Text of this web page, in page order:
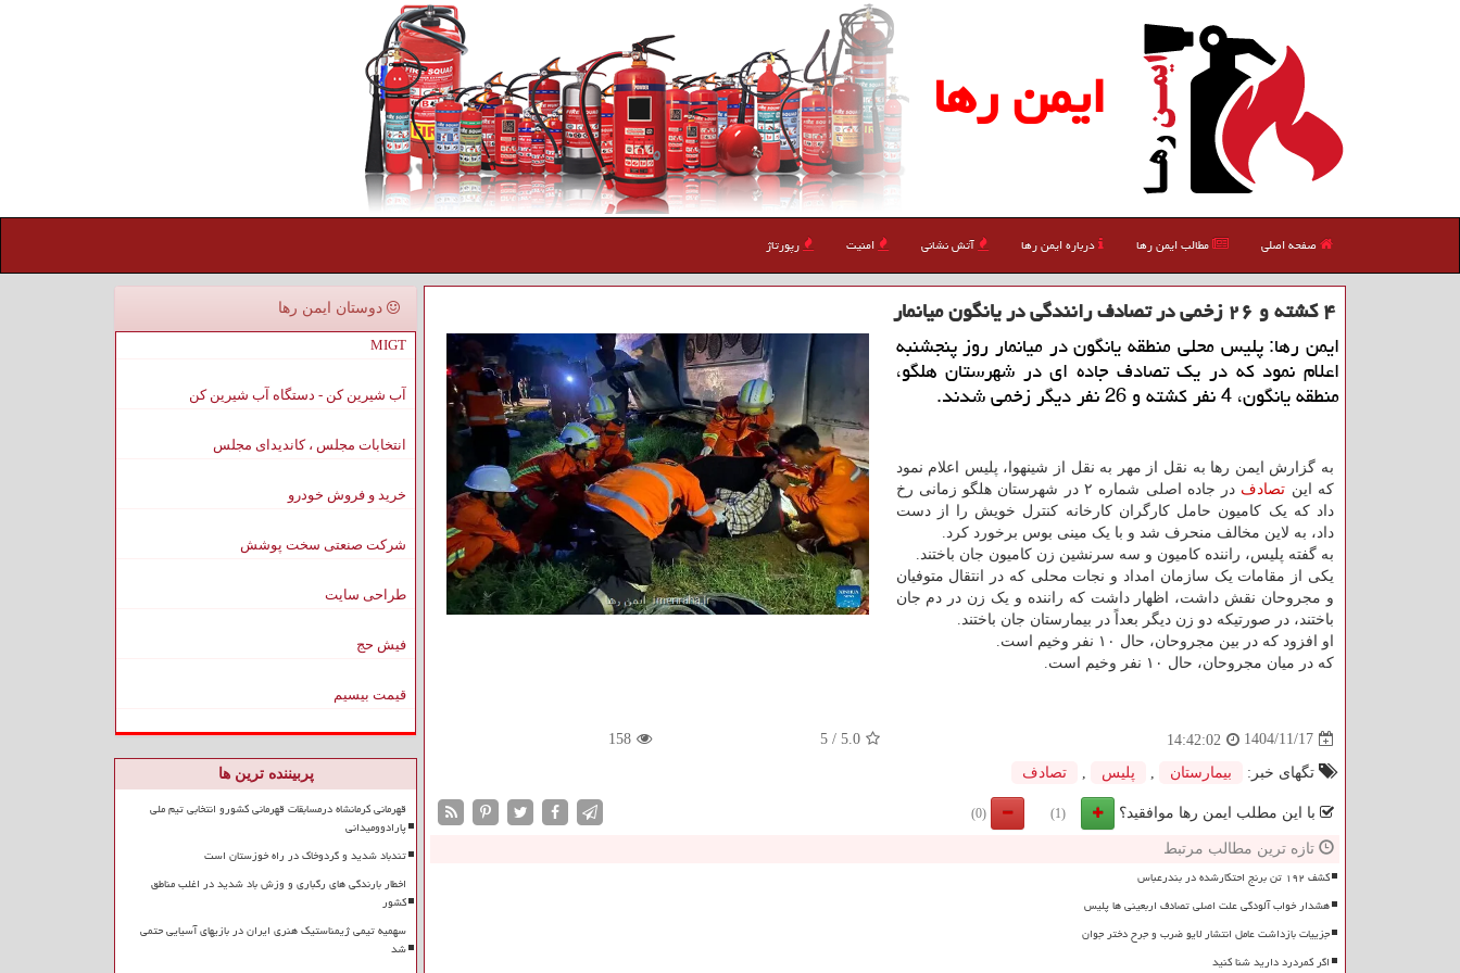
ایمن رها
صفحه اصلی مطالب ایمن رها درباره ایمن رها آتش نشانی امنیت رپورتاژ
۴ کشته و ۲۶ زخمی در تصادف رانندگی در یانگون میانمار
ایمن رها: پلیس محلی منطقه یانگون در میانمار روز پنجشنبه
اعلام نمود که در یک تصادف جاده ای در شهرستان هلگو،
منطقه یانگون، 4 نفر کشته و 26 نفر دیگر زخمی شدند.
به گزارش ایمن رها به نقل از مهر به نقل از شینهوا، پلیس اعلام نمود
که این تصادف
در جاده اصلی شماره ۲ در شهرستان هلگو زمانی رخ
داد که یک کامیون حامل کارگران کارخانه کنترل خویش را از دست
داد، به لاین مخالف منحرف شد و با یک مینی بوس برخورد کرد.
به گفته پلیس، راننده کامیون و سه سرنشین زن کامیون جان باختند.
یکی از مقامات یک سازمان امداد و نجات محلی که در انتقال متوفیان
و مجروحان نقش داشت، اظهار داشت که راننده و یک زن در دم جان
باختند، در صورتیکه دو زن دیگر بعداً در بیمارستان جان باختند.
او افزود که در بین مجروحان، حال ۱۰ نفر وخیم است.
که در میان مجروحان، حال ۱۰ نفر وخیم است.
1404/11/17
14:42:02
5.0
/
5
158
تگهای خبر: بیمارستان پلیس تصادف
با این مطلب ایمن رها موافقید؟ (1)
(0)
تازه ترین مطالب مرتبط
کشف ۱۹۲ تن برنج احتکارشده در بندرعباس
هشدار خواب آلودگی علت اصلی تصادف اربعینی ها پلیس
جزییات بازداشت عامل انتشار لایو ضرب و جرح دختر جوان
اگر کمردرد دارید شنا کنید
دوستان ایمن رها
MIGT
آب شیرین کن - دستگاه آب شیرین کن
انتخابات مجلس ، کاندیدای مجلس
خرید و فروش خودرو
شرکت صنعتی سخت پوشش
طراحی سایت
فیش حج
قیمت بیسیم
پربیننده ترین ها
قهرمانی کرمانشاه درمسابقات قهرمانی کشورو انتخابی تیم ملی
پارادوومیدانی
تندباد شدید و گردوخاک در راه خوزستان است
اخطار بارندگی های رگباری و وزش باد شدید در اغلب مناطق
کشور
سهمیه تیمی ژیمناستیک هنری ایران در بازیهای آسیایی حتمی
شد